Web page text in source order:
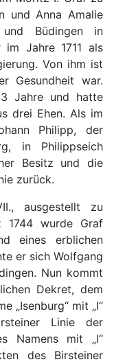
und Anna Amalie
Büdingen in
Jahre 1711 als
Von ihm ist
Gesundheit war.
Jahre und hatte
drei Ehen. Als im
Philipp, der
in Philippseich
Besitz und die
zurück.
ausgestellt zu
1744 wurde Graf
eines erblichen
er sich Wolfgang
Nun kommt
Dekret, dem
„Isenburg“ mit „I“
Linie der
Namens mit „I“
des Birsteiner